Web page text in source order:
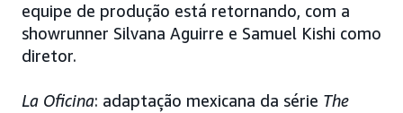
equipe de produção está retornando, com a
showrunner Silvana Aguirre e Samuel Kishi como
diretor.
La Oficina: adaptação mexicana da série The